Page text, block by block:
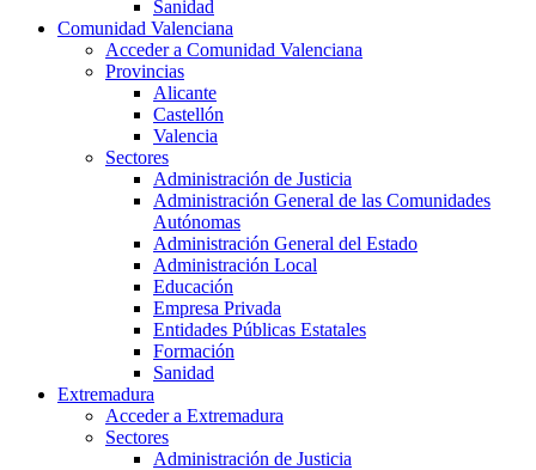
Sanidad
Comunidad Valenciana
Acceder a Comunidad Valenciana
Provincias
Alicante
Castellón
Valencia
Sectores
Administración de Justicia
Administración General de las Comunidades
Autónomas
Administración General del Estado
Administración Local
Educación
Empresa Privada
Entidades Públicas Estatales
Formación
Sanidad
Extremadura
Acceder a Extremadura
Sectores
Administración de Justicia